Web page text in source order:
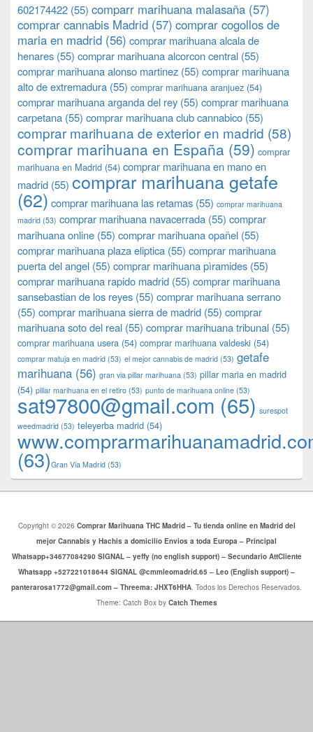
602174422 (55) comparr marihuana malasaña (57)
comprar cannabis Madrid (57) comprar cogollos de
maria en madrid (56) comprar marihuana alcala de
henares (55) comprar marihuana alcorcon central (55)
comprar marihuana alonso martinez (55) comprar marihuana
alto de extremadura (55) comprar marihuana aranjuez (54)
comprar marihuana arganda del rey (55) comprar marihuana
carpetana (55) comprar marihuana club cannabico (55)
comprar marihuana de exterior en madrid (58)
comprar marihuana en España (59) comprar
marihuana en Madrid (54) comprar marihuana en mano en
madrid (55) comprar marihuana getafe
(62) comprar marihuana las retamas (55) comprar marihuana
madrid (53) comprar marihuana navacerrada (55) comprar
marihuana online (55) comprar marihuana opañel (55)
comprar marihuana plaza eliptica (55) comprar marihuana
puerta del angel (55) comprar marihuana pìramides (55)
comprar marihuana rapido madrid (55) comprar marihuana
sansebastian de los reyes (55) comprar marihuana serrano
(55) comprar marihuana sierra de madrid (55) comprar
marihuana soto del real (55) comprar marihuana tribunal (55)
comprar marihuana usera (54) comprar marihuana valdeski (54)
comprar matuja en madrid (53) el mejor cannabis de madrid (53) getafe
marihuana (56) gran via pillar marihuana (53) pillar maria en madrid
(54) pillar marihuana en el retiro (53) punto de marihuana online (53)
sat97800@gmail.com (65) surespot
weedmadrid (53) teleyerba madrid (54)
(63)​​Gran Via Madrid (53)
Copyright © 2026 Comprar Marihuana THC Madrid – Tu tienda online en Madrid del
mejor Cannabis y Hachis a domicilio Envios a toda Europa – Principal
Whatsapp+34677084290 SIGNAL – yeffy (no english support) – Secundario AttCliente
Whatsapp +527221018644 SIGNAL @cmmleomadrid.65 – Leo (English support) –
panterarosa1772@gmail.com – Threema: JHXT6HHA. Todos los Derechos Reservados.
Theme: Catch Box by Catch Themes